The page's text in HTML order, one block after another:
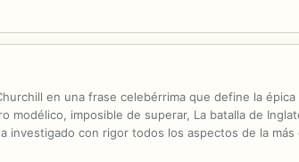
en una frase celebérrima que define la
modélico, imposible de superar, La batalla de
con rigor todos los aspectos de la más